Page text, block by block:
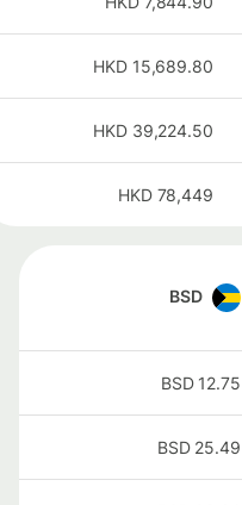
15,689.80
HKD
39,224.50
HKD
78,449
HKD
BSD
BSD
BSD